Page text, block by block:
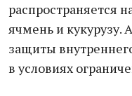
распространяется
ячмень и кукурузу.
защиты
в условиях